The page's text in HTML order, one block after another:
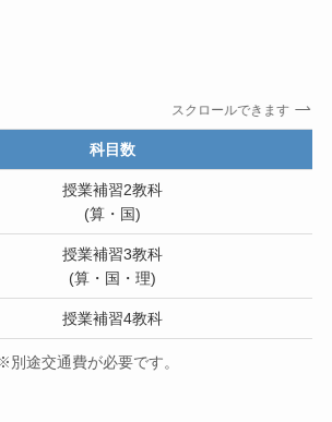
スクロールできます
科目数
授業補習2教科
(算・国)
授業補習3教科
(算・国・理)
授業補習4教科
別途交通費が必要です。